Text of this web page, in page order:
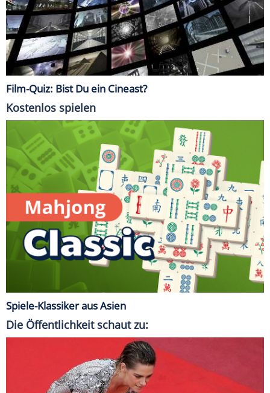
Film-Quiz: Bist Du ein Cineast?
Kostenlos spielen
Spiele-Klassiker aus Asien
Die Öffentlichkeit schaut zu: